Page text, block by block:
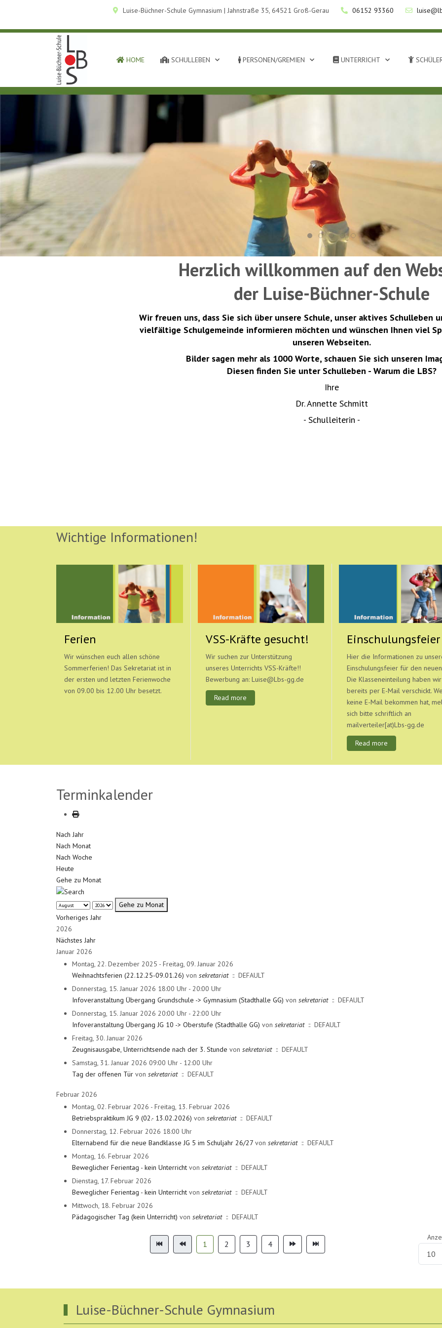
Luise-Büchner-Schule Gymnasium | Jahnstraße 35, 64521 Groß-Gerau 06152 93360
HOME SCHULLEBEN PERSONEN/GREMIEN UNTERRICHT
Herzlich willkommen auf den
der Luise-Büchner-Schule
Wir freuen uns, dass Sie sich über unsere Schule, unser aktives Schulleben
vielfältige Schulgemeinde informieren möchten und wünschen Ihnen viel
unseren Webseiten.
Bilder sagen mehr als 1000 Worte, schauen Sie sich unseren
Diesen finden Sie unter Schulleben - Warum die LBS?
Ihre
Dr. Annette Schmitt
- Schulleiterin -
Wichtige Informationen!
Ferien
Wir wünschen euch allen schöne
Sommerferien! Das Sekretariat ist in
der ersten und letzten Ferienwoche
von 09.00 bis 12.00 Uhr besetzt.
VSS-Kräfte gesucht!
Wir suchen zur Unterstützung
unseres Unterrichts VSS-Kräfte!!
Bewerbung an: Luise@Lbs-gg.de
Read more
Einschulungsfeier
Hier die Informationen zu
Einschulungsfeier für den neuen
Die Klasseneinteilung haben wir
bereits per E-Mail verschickt.
keine E-Mail bekommen hat,
sich bitte schriftlich an
mailverteiler[at)Lbs-gg.de
Read more
Terminkalender
Nach Jahr
Nach Monat
Nach Woche
Heute
Gehe zu Monat
Gehe zu Monat
Vorheriges Jahr
2026
Nächstes Jahr
Januar 2026
Montag, 22. Dezember 2025 - Freitag, 09. Januar 2026
Weihnachtsferien (22.12.25-09.01.26) von sekretariat:: DEFAULT
Donnerstag, 15. Januar 2026 18:00 Uhr - 20:00 Uhr
Infoveranstaltung Übergang Grundschule -> Gymnasium (Stadthalle GG) von sekretariat:: DEFAULT
Donnerstag, 15. Januar 2026 20:00 Uhr - 22:00 Uhr
Infoveranstaltung Übergang JG 10 -> Oberstufe (Stadthalle GG) von sekretariat:: DEFAULT
Freitag, 30. Januar 2026
Zeugnisausgabe, Unterrichtsende nach der 3. Stunde von sekretariat:: DEFAULT
Samstag, 31. Januar 2026 09:00 Uhr - 12:00 Uhr
Tag der offenen Tür von sekretariat:: DEFAULT
Februar 2026
Montag, 02. Februar 2026 - Freitag, 13. Februar 2026
Betriebspraktikum JG 9 (02.- 13.02.2026) von sekretariat:: DEFAULT
Donnerstag, 12. Februar 2026 18:00 Uhr
Elternabend für die neue Bandklasse JG 5 im Schuljahr 26/27 von sekretariat:: DEFAULT
Montag, 16. Februar 2026
Beweglicher Ferientag - kein Unterricht von sekretariat:: DEFAULT
Dienstag, 17. Februar 2026
Beweglicher Ferientag - kein Unterricht von sekretariat:: DEFAULT
Mittwoch, 18. Februar 2026
Pädagogischer Tag (kein Unterricht) von sekretariat:: DEFAULT
1 2 3 4
Luise-Büchner-Schule Gymnasium